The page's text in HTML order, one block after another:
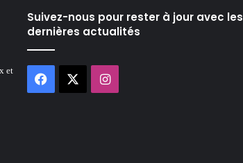
et
Suivez-nous pour rester à jour avec les
dernières actualités
Facebook Instagram